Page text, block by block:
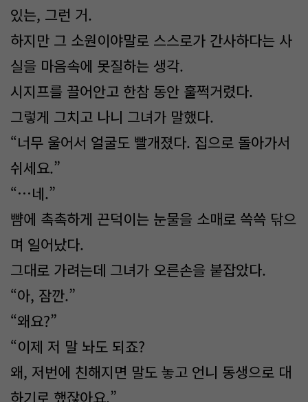
있는, 그런 거.
하지만 그 소원이야말로 스스로가 간사하다는 사
실을 마음속에 못질하는 생각.
시지프를 끌어안고 한참 동안 훌쩍거렸다.
그렇게 그치고 나니 그녀가 말했다.
“너무 울어서 얼굴도 빨개졌다. 집으로 돌아가서
쉬세요.”
“…네.”
뺨에 촉촉하게 끈덕이는 눈물을 소매로 쓱쓱 닦으
며 일어났다.
그대로 가려는데 그녀가 오른손을 붙잡았다.
“아, 잠깐.”
“왜요?”
“이제 저 말 놔도 되죠?
왜, 저번에 친해지면 말도 놓고 언니 동생으로 대
하기로 했잖아요.”